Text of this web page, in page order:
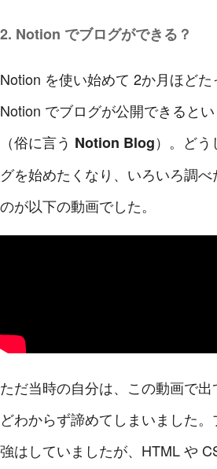
2. Notion でブログができる？
Notion を使い始めて 2か月ほど
Notion でブログが公開できると
（俗に言う Notion Blog）。ど
グを始めたくなり、いろいろ調
のが以下の動画でした。
ただ当時の自分は、この動画で
どわからず諦めてしまいました
強はしていましたが、HTML や